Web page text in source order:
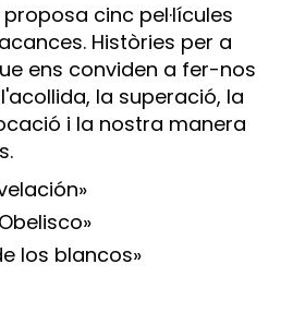
proposa cinc pel·lícules
Històries per a
ens conviden a fer-nos
la superació, la
i la nostra manera
los blancos»